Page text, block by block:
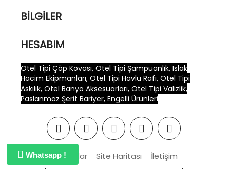
Whatsapp !
BILGILER
HESABIM
Otel Tipi Çöp Kovası, Otel Tipi Şampuanlık, Islak
Hacim Ekipmanları, Otel Tipi Havlu Rafı, Otel Tipi
Askılık, Otel Banyo Aksesuarları, Otel Tipi Valizlik,
Paslanmaz Şerit Bariyer, Engelli Ürünleri
Markalar Site Haritası
İletişim